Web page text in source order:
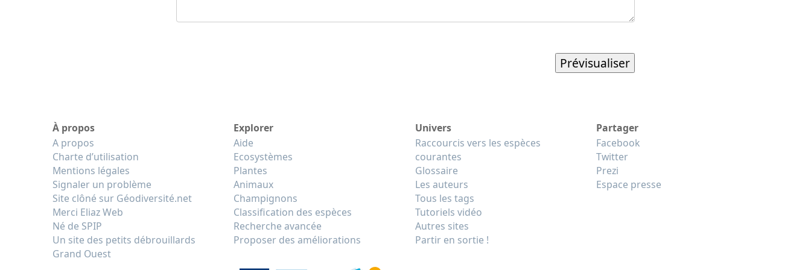
À propos
A propos
Charte d’utilisation
Mentions légales
Signaler un problème
Site clôné sur Géodiversité.net
Merci Eliaz Web
Né de SPIP
Un site des petits débrouillards
Grand Ouest
Explorer
Aide
Ecosystèmes
Plantes
Animaux
Champignons
Classification des espèces
Recherche avancée
Proposer des améliorations
Univers
Raccourcis vers les espèces
courantes
Glossaire
Les auteurs
Tous les tags
Tutoriels vidéo
Autres sites
Partir en sortie !
Partager
Facebook
Twitter
Prezi
Espace presse